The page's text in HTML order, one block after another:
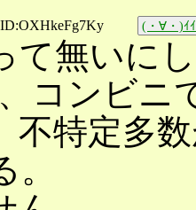
ID:OXHkeFg7Ky (・∀・)ｲ
て無いに
コンビニ
不特定多